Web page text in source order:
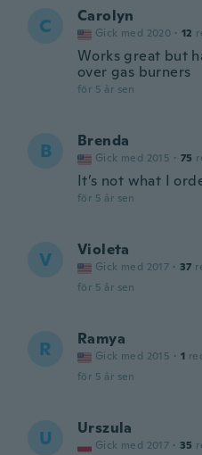
C Carolyn
Gick med 2020 · 12
Works great but
over gas burners
för 5 år sen
B Brenda
Gick med 2015 · 75
It’s not what I
för 5 år sen
V Violeta
Gick med 2017 · 37
för 5 år sen
R Ramya
Gick med 2015 · 1
för 5 år sen
U Urszula
Gick med 2017 · 35